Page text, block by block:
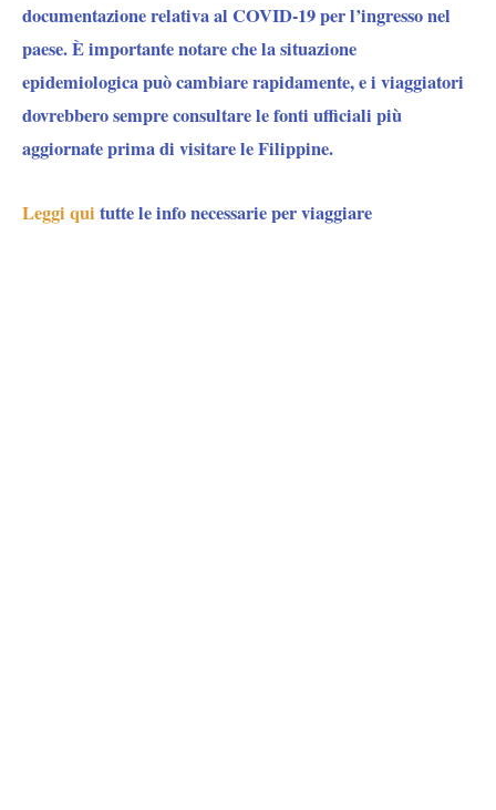
documentazione relativa al COVID-19 per l’ingresso nel
paese. È importante notare che la situazione
epidemiologica può cambiare rapidamente, e i viaggiatori
dovrebbero sempre consultare le fonti ufficiali più
aggiornate prima di visitare le Filippine.
Leggi qui tutte le info necessarie per viaggiare